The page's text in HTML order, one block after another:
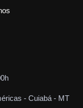
- Cuiabá - MT